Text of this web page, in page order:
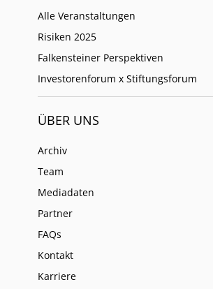
Alle Veranstaltungen
Risiken 2025
Falkensteiner Perspektiven
Investorenforum x Stiftungsforum
ÜBER UNS
Archiv
Team
Mediadaten
Partner
FAQs
Kontakt
Karriere